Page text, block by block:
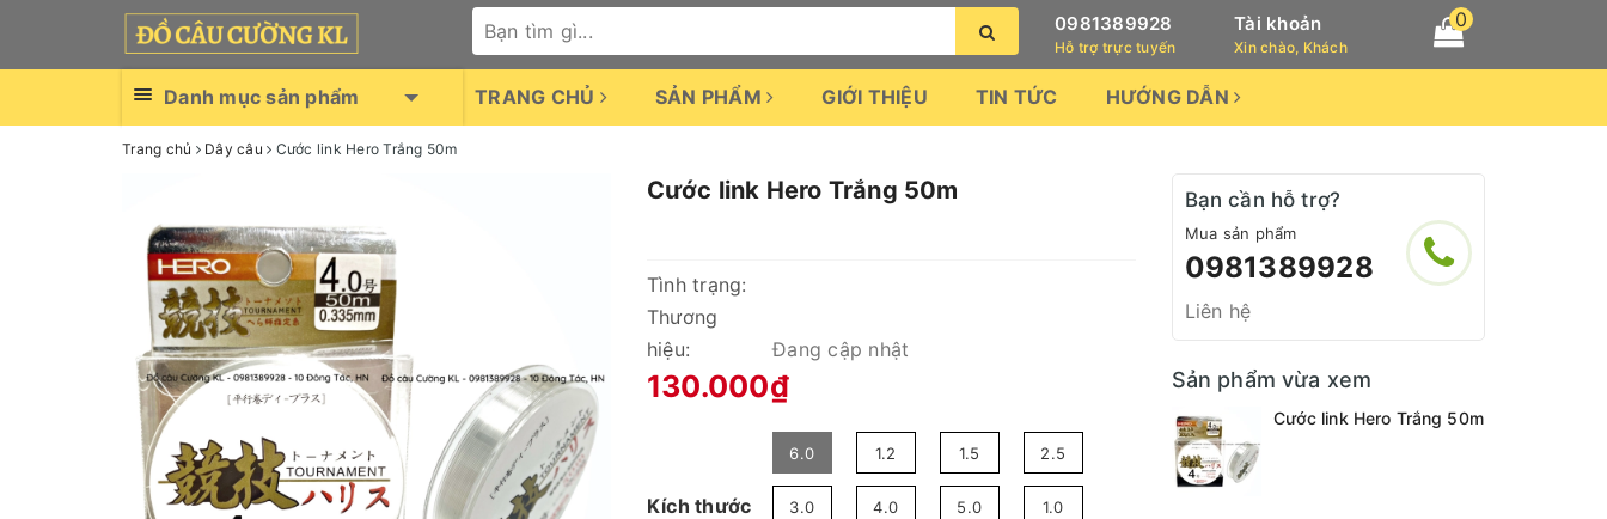
0981389928
Hỗ trợ trực tuyến
Tài khoản
Xin chào, Khách
0
Danh mục sản phẩm TRANG CHỦ SẢN PHẨM GIỚI THIỆU TIN TỨC HƯỚNG DẪN
Trang chủ Dây câu Cước link Hero Trắng 50m
Cước link Hero Trắng 50m
Tình trạng:
Thương
hiệu:
Đang cập nhật
130.000₫
Kích thước
6.0 1.2 1.5 2.5
3.0 4.0 5.0 1.0
Bạn cần hỗ trợ?
Mua sản phẩm
0981389928
Liên hệ
Sản phẩm vừa xem
Cước link Hero Trắng 50m